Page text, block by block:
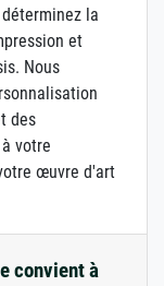
la
et
Nous
des
votre
œuvre d'art
convient à